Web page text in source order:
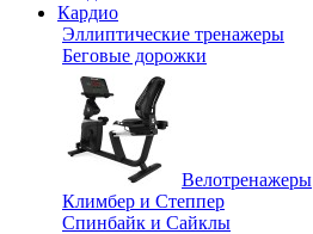
Кардио
Эллиптические тренажеры
Беговые дорожки
Велотренажеры
Климбер и Степпер
Спинбайк и Сайклы